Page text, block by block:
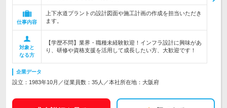
仕事内容
上下水道プラントの設計図面や施工計画の作成を担当いただき
ます。
対象と
なる方
【学歴不問】業界・職種未経験歓迎！インフラ設計に興味があ
り、研修や資格支援を活用して成長したい方、大歓迎です！
企業データ
設立：1983年10月／従業員数：35人／本社所在地：大阪府